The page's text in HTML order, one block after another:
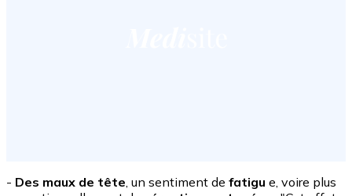
- Des maux de tête , un sentiment de fatigu e, voire plus